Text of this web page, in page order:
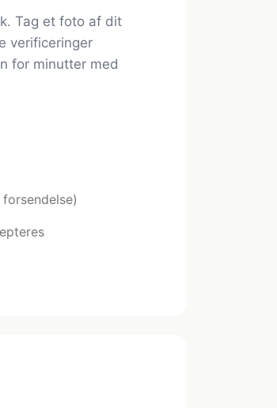
Tag et foto af dit
verificeringer
for minutter med